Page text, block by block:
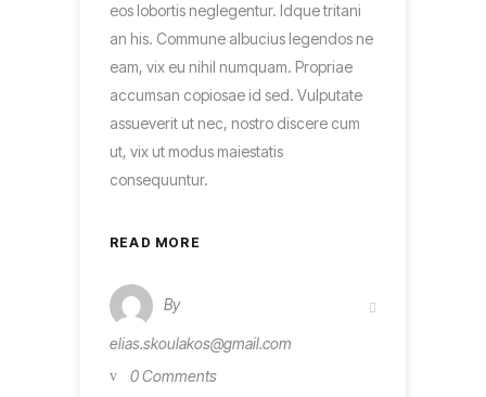
eos lobortis neglegentur. Idque tritani
an his. Commune albucius legendos ne
eam, vix eu nihil numquam. Propriae
accumsan copiosae id sed. Vulputate
assueverit ut nec, nostro discere cum
ut, vix ut modus maiestatis
consequuntur.
READ MORE
By
elias.skoulakos@gmail.com
0 Comments